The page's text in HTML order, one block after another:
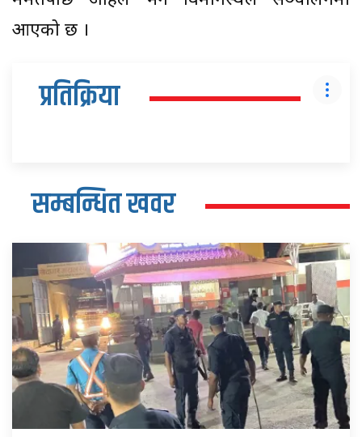
आएको छ ।
प्रतिक्रिया
सम्बन्धित खवर